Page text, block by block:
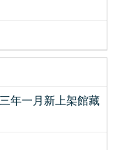
年一月新上架館藏